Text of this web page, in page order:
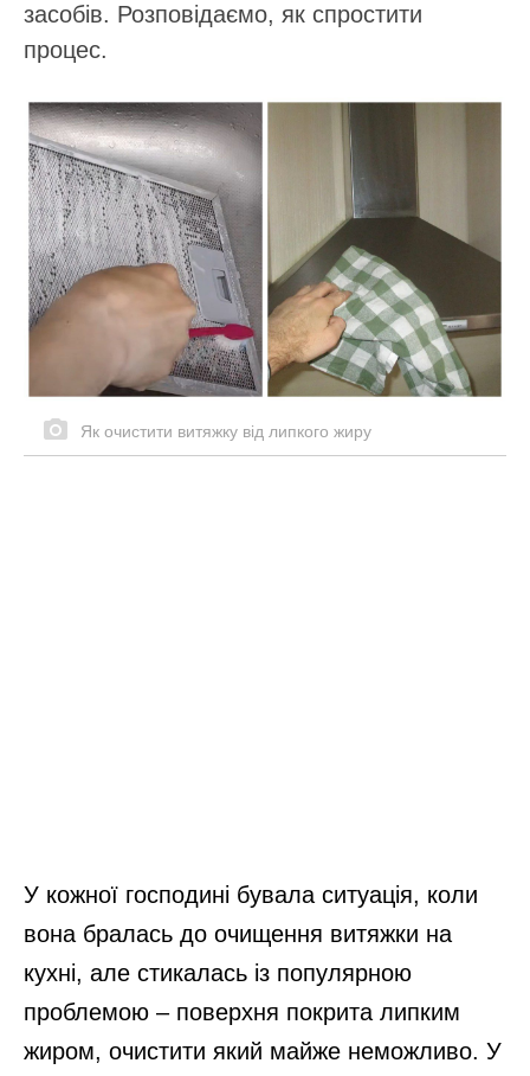
засобів. Розповідаємо, як спростити
процес.
Як очистити витяжку від липкого жиру
У кожної господині бувала ситуація, коли
вона бралась до очищення витяжки на
кухні, але стикалась із популярною
проблемою – поверхня покрита липким
жиром, очистити який майже неможливо. У